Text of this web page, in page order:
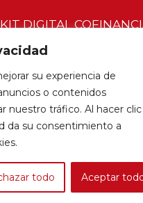
su experiencia de
o contenidos
nuestro tráfico. Al hacer clic
da su consentimiento a
todo Aceptar
DIGITAL
Calavia |